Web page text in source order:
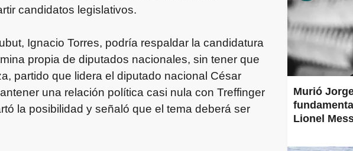
candidatos legislativos.
Ignacio Torres, podría respaldar la candidatura
propia de diputados nacionales, sin tener que
partido que lidera el diputado nacional César
una relación política casi nula con Treffinger
la posibilidad y señaló que el tema deberá ser
Murió
Lionel